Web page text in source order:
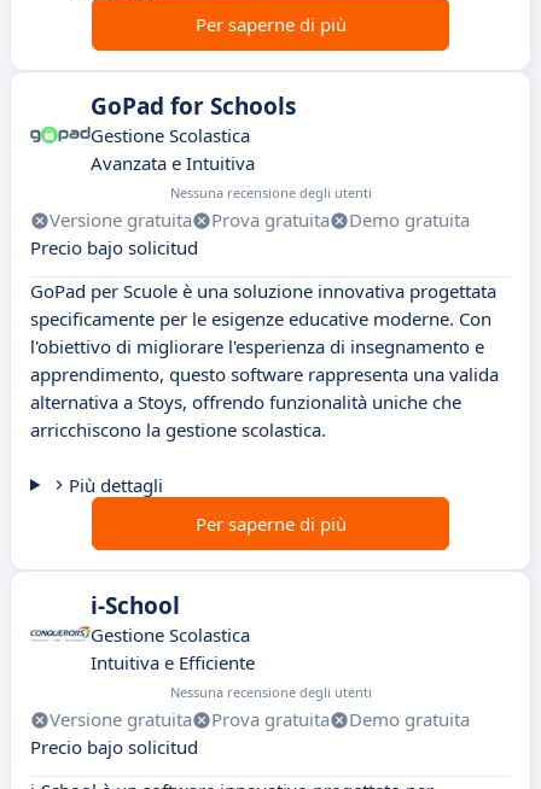
Per saperne di più
GoPad for Schools
Gestione Scolastica
Avanzata e Intuitiva
Nessuna recensione degli utenti
Versione gratuita Prova gratuita
Demo gratuita
Precio bajo solicitud
GoPad per Scuole è una soluzione innovativa progettata
specificamente per le esigenze educative moderne. Con
l'obiettivo di migliorare l'esperienza di insegnamento e
apprendimento, questo software rappresenta una valida
alternativa a Stoys, offrendo funzionalità uniche che
arricchiscono la gestione scolastica.
Più dettagli
Per saperne di più
i-School
Gestione Scolastica
Intuitiva e Efficiente
Nessuna recensione degli utenti
Versione gratuita Prova gratuita
Demo gratuita
Precio bajo solicitud